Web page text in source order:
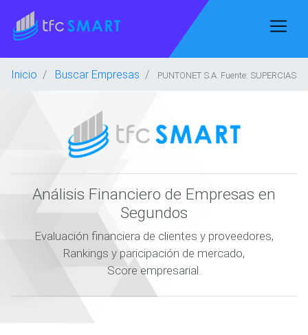
Inicio Buscar Empresas PUNTONET S.A. Fuente: SUPERCIAS
Análisis Financiero de Empresas en
Segundos
Evaluación financiera de clientes y proveedores,
Rankings y paricipación de mercado,
Score empresarial.